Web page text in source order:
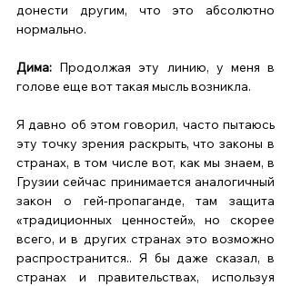
донести другим, что это абсолютно
нормально.
Дима: Продолжая эту линию, у меня в
голове еще вот такая мысль возникла.
Я давно об этом говорил, часто пытаюсь
эту точку зрения раскрыть, что законы в
странах, в том числе вот, как мы знаем, в
Грузии сейчас принимается аналогичный
закон о гей-пропаганде, там защита
«традиционных ценностей», но скорее
всего, и в других странах это возможно
распространится.. Я бы даже сказал, в
странах и правительствах, используя